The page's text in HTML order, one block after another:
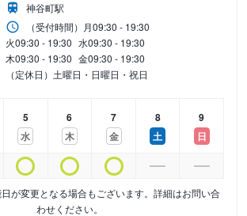
神谷町駅
（受付時間） 月09:30 - 19:30
火09:30 - 19:30 水09:30 - 19:30
木09:30 - 19:30 金09:30 - 19:30
（定休日）土曜日・日曜日・祝日
5
水
6
木
7
金
8
土
9
日
が変更となる場合もございます。詳細はお問い合
わせください。